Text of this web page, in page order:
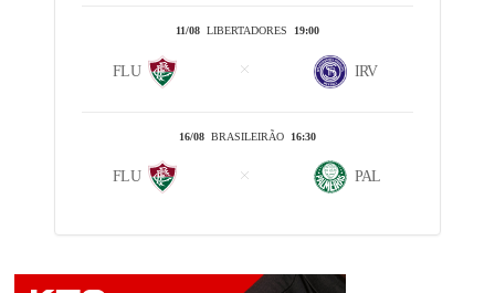
11/08LIBERTADORES 19:00
FLU IRV
16/08BRASILEIRÃO 16:30
FLU PAL